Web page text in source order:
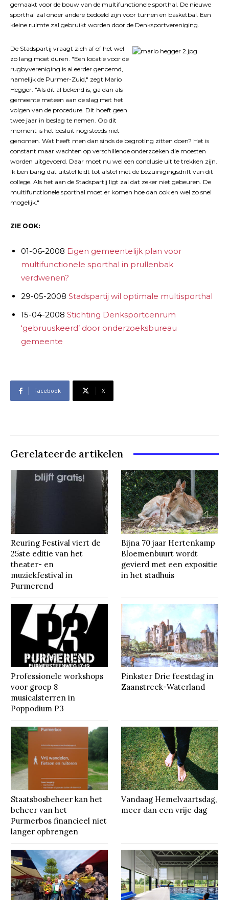
gemaakt voor de bouw van de multifunctionele sporthal. De nieuwe
sporthal zal onder andere bedoeld zijn voor turnen en basketbal. Een
kleine ruimte zal gebruikt worden door de Denksportvereniging.
De Stadspartij vraagt zich af of het wel
zo lang moet duren. "Een locatie voor de
rugbyvereniging is al eerder genoemd,
namelijk de Purmer-Zuid," zegt Mario
Hegger. "Als dit al bekend is, ga dan als
gemeente meteen aan de slag met het
volgen van de procedure. Dit hoeft geen
twee jaar in beslag te nemen. Op dit
moment is het besluit nog steeds niet
genomen. Wat heeft men dan sinds de begroting zitten doen? Het is
constant maar wachten op verschillende onderzoeken die moesten
worden uitgevoerd. Daar moet nu wel een conclusie uit te trekken zijn.
Ik ben bang dat uitstel leidt tot afstel met de bezuinigingsdrift van dit
college. Als het aan de Stadspartij ligt zal dat zeker niet gebeuren. De
multifunctionele sporthal moet er komen hoe dan ook en wel zo snel
mogelijk."
ZIE OOK:
01-06-2008 Eigen gemeentelijk plan voor
multifunctionele sporthal in prullenbak
verdwenen?
29-05-2008 Stadspartij wil optimale multisporthal
15-04-2008 Stichting Denksportcenrum
‘gebruuskeerd’ door onderzoeksbureau
gemeente
Facebook X
Gerelateerde artikelen
Reuring Festival viert de
25ste editie van het
theater- en
muziekfestival in
Purmerend
Bijna 70 jaar Hertenkamp
Bloemenbuurt wordt
gevierd met een expositie
in het stadhuis
Professionele workshops
voor groep 8
musicalsterren in
Poppodium P3
Pinkster Drie feestdag in
Zaanstreek-Waterland
Staatsbosbeheer kan het
beheer van het
Purmerbos financieel niet
langer opbrengen
Vandaag Hemelvaartsdag,
meer dan een vrije dag